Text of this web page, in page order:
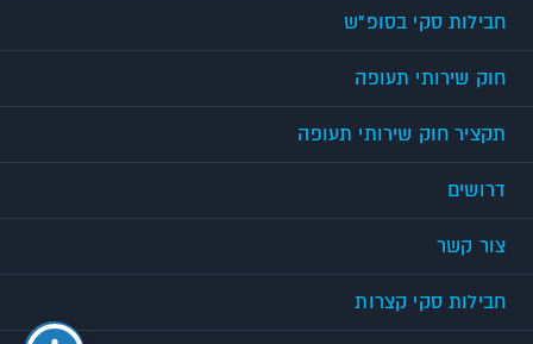
חבילות סקי בסופ"ש
חוק שירותי תעופה
תקציר חוק שירותי תעופה
דרושים
צור קשר
חבילות סקי קצרות